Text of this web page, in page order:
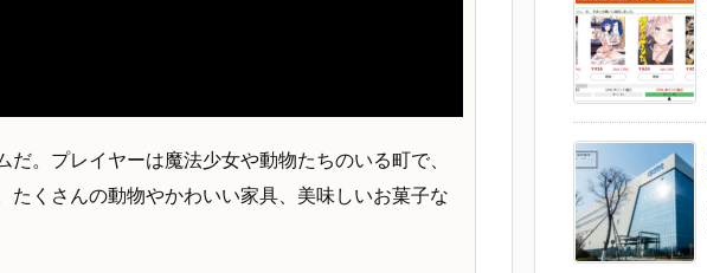
。プレイヤーは魔法少女や動物たちのいる町で、
くさんの動物やかわいい家具、美味しいお菓子な